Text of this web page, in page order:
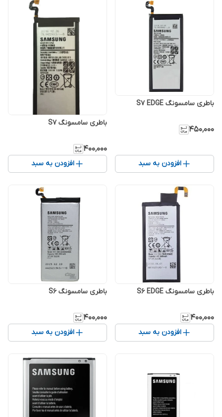
باطری سامسونگ S7 EDGE
۴۵۰٬۰۰۰
افزودن به سبد
باطری سامسونگ S7
۴۰۰٬۰۰۰
افزودن به سبد
باطری سامسونگ S6 EDGE
۴۰۰٬۰۰۰
افزودن به سبد
باطری سامسونگ S6
۴۰۰٬۰۰۰
افزودن به سبد